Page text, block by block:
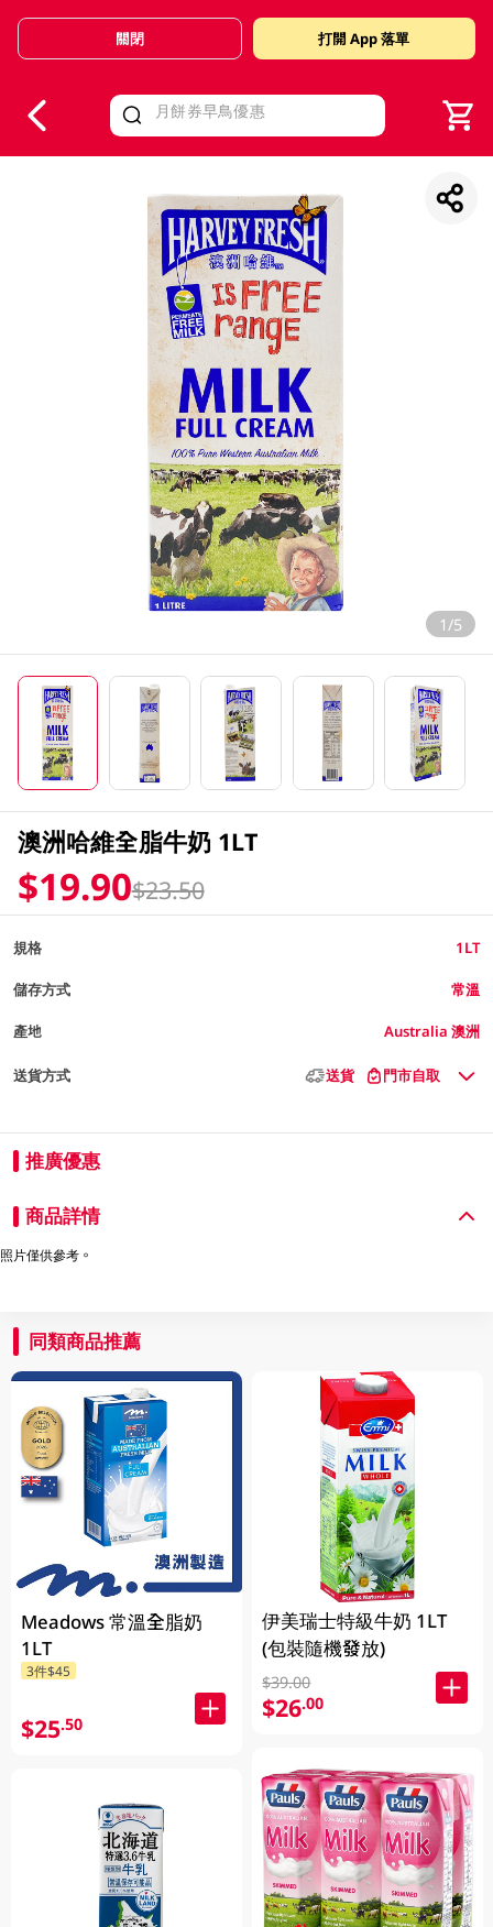
Valid Until 30 June 2026
關閉 打開 App 落單
1/5
澳洲哈維全脂牛奶 1LT
$19.90$23.50
規格 1LT
儲存方式 常溫
產地 Australia 澳洲
送貨方式 送貨 門市自取
推廣優惠
商品詳情
照片僅供參考。
同類商品推薦
Meadows 常溫全脂奶
1LT
3件$45
$25.50
伊美瑞士特級牛奶 1LT
(包裝隨機發放)
$39.00
$26.00